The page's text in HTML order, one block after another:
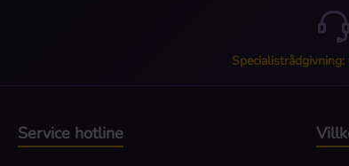
Service hotline